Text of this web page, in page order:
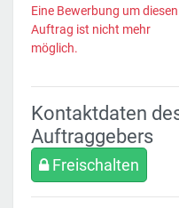
Eine Bewerbung um diesen
Auftrag ist nicht mehr
möglich.
Kontaktdaten
Auftraggebers
Freischalten